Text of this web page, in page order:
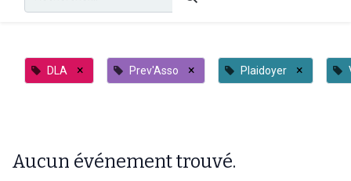
DLA × Prev'Asso × Plaidoyer ×
Aucun événement trouvé.